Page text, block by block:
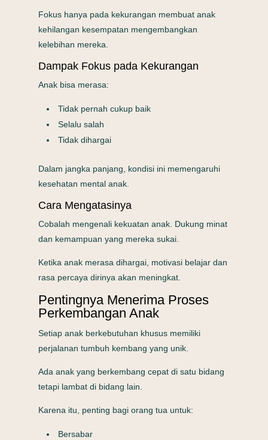
Fokus hanya pada kekurangan membuat anak
kehilangan kesempatan mengembangkan
kelebihan mereka.
Dampak Fokus pada Kekurangan
Anak bisa merasa:
Tidak pernah cukup baik
Selalu salah
Tidak dihargai
Dalam jangka panjang, kondisi ini memengaruhi
kesehatan mental anak.
Cara Mengatasinya
Cobalah mengenali kekuatan anak. Dukung minat
dan kemampuan yang mereka sukai.
Ketika anak merasa dihargai, motivasi belajar dan
rasa percaya dirinya akan meningkat.
Pentingnya Menerima Proses
Perkembangan Anak
Setiap anak berkebutuhan khusus memiliki
perjalanan tumbuh kembang yang unik.
Ada anak yang berkembang cepat di satu bidang
tetapi lambat di bidang lain.
Karena itu, penting bagi orang tua untuk:
Bersabar